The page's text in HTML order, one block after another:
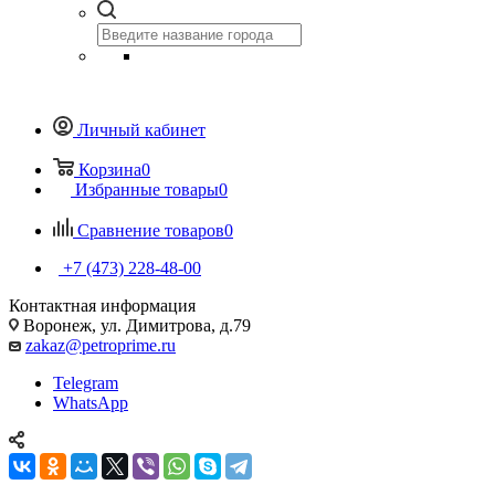
Личный кабинет
Корзина0
Избранные товары0
Сравнение товаров0
+7 (473) 228-48-00
Контактная информация
Воронеж, ул. Димитрова, д.79
zakaz@petroprime.ru
Telegram
WhatsApp